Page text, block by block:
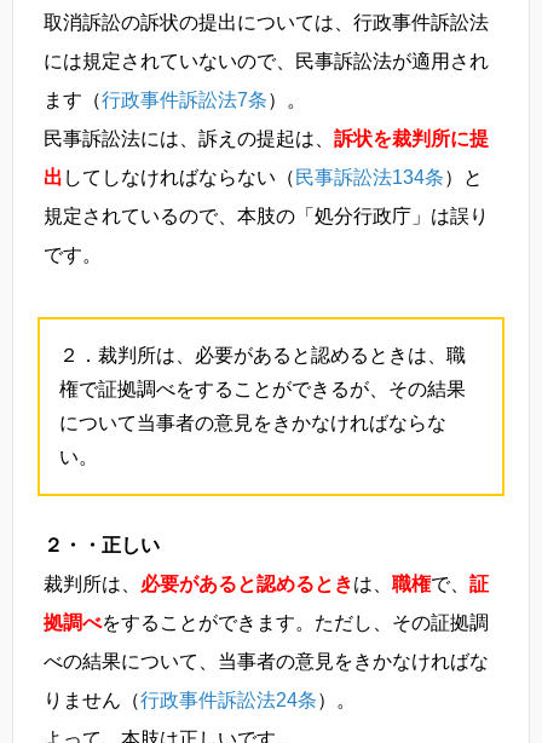
取消訴訟の訴状の提出については、行政事件訴訟法
には規定されていないので、民事訴訟法が適用され
ます（行政事件訴訟法7条）。
民事訴訟法には、訴えの提起は、 訴状を裁判所に提
出 してしなければならない（ 民事訴訟法134条）と
規定されているので、本肢の「処分行政庁」は誤り
です。
２．裁判所は、必要があると認めるときは、職
権で証拠調べをすることができるが、その結果
について当事者の意見をきかなければならな
い。
２・・正しい
裁判所は、 必要があると認めるときは、 職権で、 証
拠調べをすることができます。ただし、その証拠調
べの結果について、当事者の意見をきかなければな
りません（行政事件訴訟法24条）。
よって、本肢は正しいです。